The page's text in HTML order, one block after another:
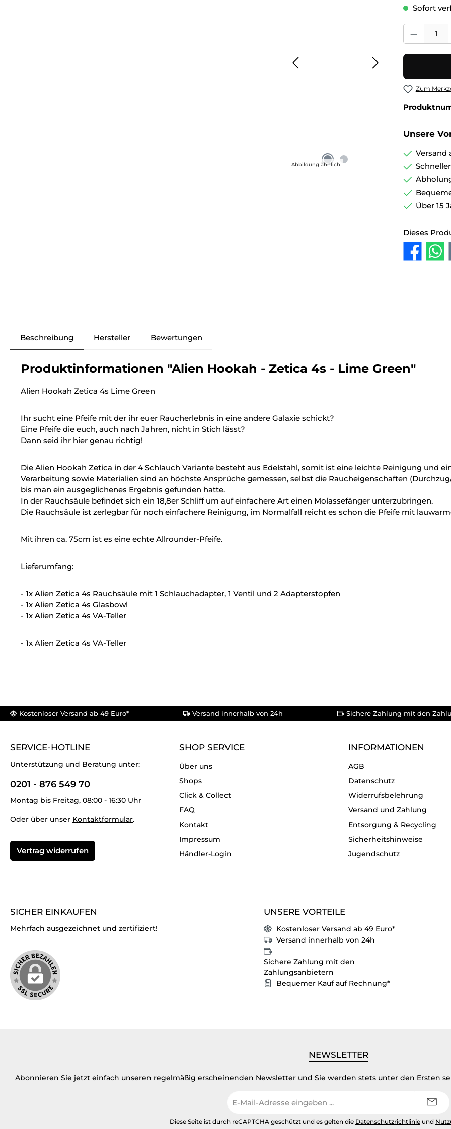
Abbildung ähnlich
Sofort
Produkt
Zum
Unsere
Versand
Über 15
Dieses
Beschreibung Hersteller Bewertungen
Produktinformationen "Alien Hookah - Zetica 4s - Lime Green"
Alien Hookah Zetica 4s Lime Green
Ihr sucht eine Pfeife mit der ihr euer Raucherlebnis in eine andere Galaxie schickt?
Eine Pfeife die euch, auch nach Jahren, nicht in Stich lässt?
Dann seid ihr hier genau richtig!
Die Alien Hookah Zetica in der 4 Schlauch Variante besteht aus Edelstahl, somit ist eine leichte Reinigung und
Verarbeitung sowie Materialien sind an höchste Ansprüche gemessen, selbst die Raucheigenschaften
bis man ein ausgeglichenes Ergebnis gefunden hatte.
In der Rauchsäule befindet sich ein 18,8er Schliff um auf einfachere Art einen Molassefänger unterzubringen.
Die Rauchsäule ist zerlegbar für noch einfachere Reinigung, im Normalfall reicht es schon die Pfeife mit
Mit ihren ca. 75cm ist es eine echte Allrounder-Pfeife.
Lieferumfang:
- 1x Alien Zetica 4s Rauchsäule mit 1 Schlauchadapter, 1 Ventil und 2 Adapterstopfen
- 1x Alien Zetica 4s Glasbowl
- 1x Alien Zetica 4s VA-Teller
- 1x Alien Zetica 4s VA-Teller
Kostenloser Versand ab 49 Euro* Versand innerhalb von 24h Sichere Zahlung mit den
SERVICE-HOTLINE
Unterstützung und Beratung unter:
0201 - 876 549 70
Montag bis Freitag, 08:00 - 16:30 Uhr
Oder über unser Kontaktformular.
Vertrag widerrufen
SHOP SERVICE
Über uns
Shops
Click & Collect
FAQ
Kontakt
Impressum
Händler-Login
INFORMATIONEN
AGB
Datenschutz
Widerrufsbelehrung
Versand und Zahlung
Entsorgung & Recycling
Sicherheitshinweise
Jugendschutz
SICHER EINKAUFEN
Mehrfach ausgezeichnet und zertifiziert!
UNSERE VORTEILE
Kostenloser Versand ab 49 Euro*
Versand innerhalb von 24h
Sichere Zahlung mit den
Zahlungsanbietern
Bequemer Kauf auf Rechnung*
NEWSLETTER
Abonnieren Sie jetzt einfach unseren regelmäßig erscheinenden Newsletter und Sie werden stets unter den Ersten
Mail-
Diese Seite ist durch reCAPTCHA geschützt und es gelten die Datenschutzrichtlinieund